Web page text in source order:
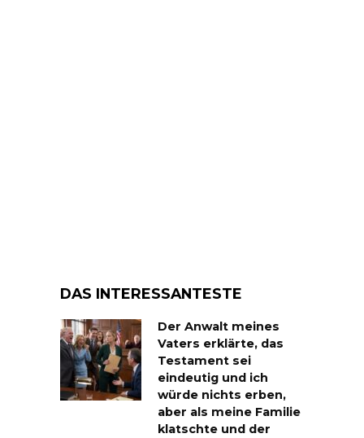
DAS INTERESSANTESTE
Der Anwalt meines
Vaters erklärte, das
Testament sei
eindeutig und ich
würde nichts erben,
aber als meine Familie
klatschte und der